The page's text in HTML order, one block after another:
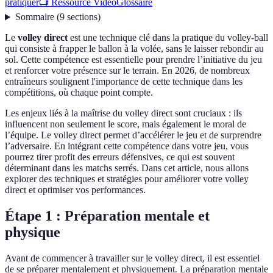
pratiquer📺 Ressource VidéoGlossaire
Sommaire(9 sections)
Le volley directest une technique clé dans la pratique du volley-ball
qui consiste à frapper le ballon à la volée, sans le laisser rebondir au
sol. Cette compétence est essentielle pour prendre l’initiative du jeu
et renforcer votre présence sur le terrain. En 2026, de nombreux
entraîneurs soulignent l'importance de cette technique dans les
compétitions, où chaque point compte.
Les enjeux liés à la maîtrise du volley direct sont cruciaux : ils
influencent non seulement le score, mais également le moral de
l’équipe. Le volley direct permet d’accélérer le jeu et de surprendre
l’adversaire. En intégrant cette compétence dans votre jeu, vous
pourrez tirer profit des erreurs défensives, ce qui est souvent
déterminant dans les matchs serrés. Dans cet article, nous allons
explorer des techniques et stratégies pour améliorer votre volley
direct et optimiser vos performances.
Étape 1 : Préparation mentale et
physique
Avant de commencer à travailler sur le volley direct, il est essentiel
de se préparer mentalement et physiquement. La préparation mentale